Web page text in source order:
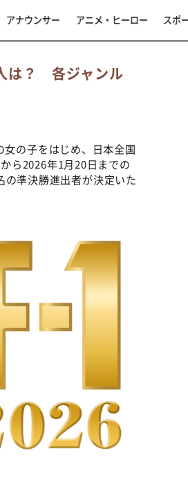
アナウンサー アニメ・ヒーロー スポ
は？ 各ジャンル
の子をはじめ、日本全国
ら2026年1月20日までの
の準決勝進出者が決定いた
©️CHEF-1グランプリ2026